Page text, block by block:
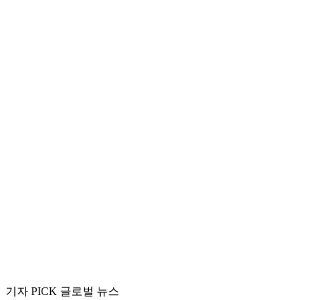
기자 PICK 글로벌 뉴스